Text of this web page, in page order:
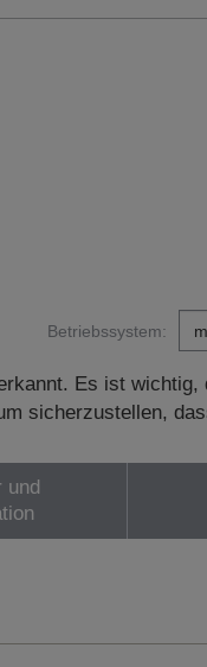
Betriebssystem:
Es ist wichtig,
sicherzustellen,
und